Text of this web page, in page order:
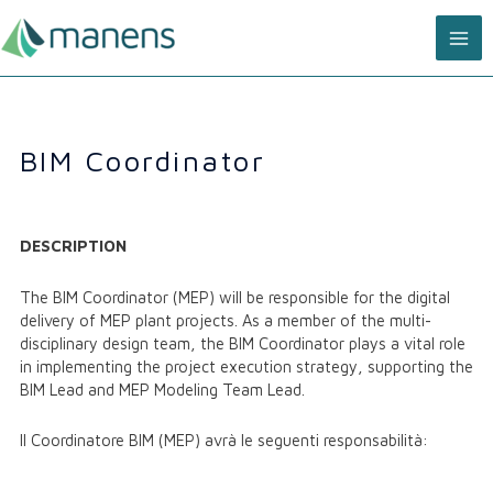
to
content
BIM Coordinator
DESCRIPTION
The BIM Coordinator (MEP) will be responsible for the digital
delivery of MEP plant projects. As a member of the multi-
disciplinary design team, the BIM Coordinator plays a vital role
in implementing the project execution strategy, supporting the
BIM Lead and MEP Modeling Team Lead.
Il Coordinatore BIM (MEP) avrà le seguenti responsabilità: